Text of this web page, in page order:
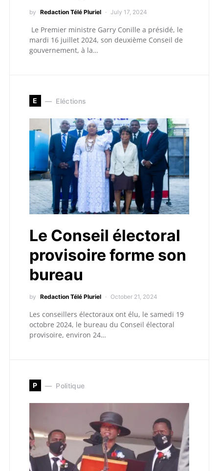
by Redaction Télé Pluriel July 17, 2024
Le Premier ministre Garry Conille a présidé, le
mardi 16 juillet 2024, son deuxième Conseil de
gouvernement, à la…
E Eléctions
Le Conseil électoral
provisoire forme son
bureau
by Redaction Télé Pluriel October 21, 2024
Les conseillers électoraux ont élu, le samedi 19
octobre 2024, le bureau du Conseil électoral
provisoire, environ 24…
P Politique